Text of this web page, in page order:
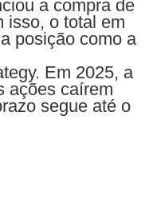
a compra de
isso, o total em
posição como a
Em 2025, a
ações caírem
segue até o